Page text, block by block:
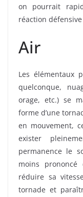
on pourrait
réaction
Air
Les élémentaux
quelconque,
orage, etc.) se
forme d’une
en mouvement,
exister
permanence le
moins
réduire sa
tornade et